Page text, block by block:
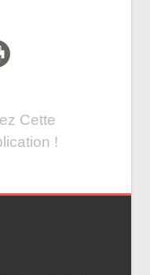
Cette
!